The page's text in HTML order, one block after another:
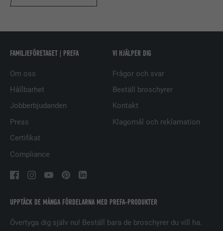
UPPTÄCK DE MÅNGA FÖRDELARNA MED PREFA-PRODUKTER
Övertyga dig själv nu! Beställ bara de broschyrer du vill ha.
FAMILJEFÖRETAGET | PREFA
Om oss
Hållbarhet
Jobberbjudanden
Press
Certifikat
Compliance
VI HJÄLPER DIG
Frågor och svar
Beställ broschyrer
Kontakt
Klagomål och reklamation
flera webbplatser för att presentera
LEVERANTÖRER
PROCEDUR
EFTERNAMN
LEVERANTÖRER LinkedIn